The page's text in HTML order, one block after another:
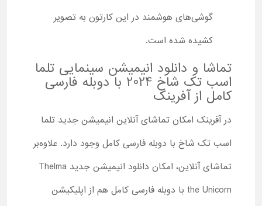
گوشی‌های هوشمند در این کارتون به تصویر
کشیده شده است.
تماشا و دانلود انیمیشن سینمایی تلما
اسب تک شاخ 2024 با دوبله فارسی
کامل از آفرینک
در آفرینک امکان تماشای آنلاین انیمیشن جدید تلما
اسب تک شاخ با دوبله فارسی کامل وجود دارد. علاوه‌بر
تماشای آنلاین، امکان دانلود انیمیشن جدید Thelma
the Unicorn با دوبله فارسی کامل هم از اپلیکیشن